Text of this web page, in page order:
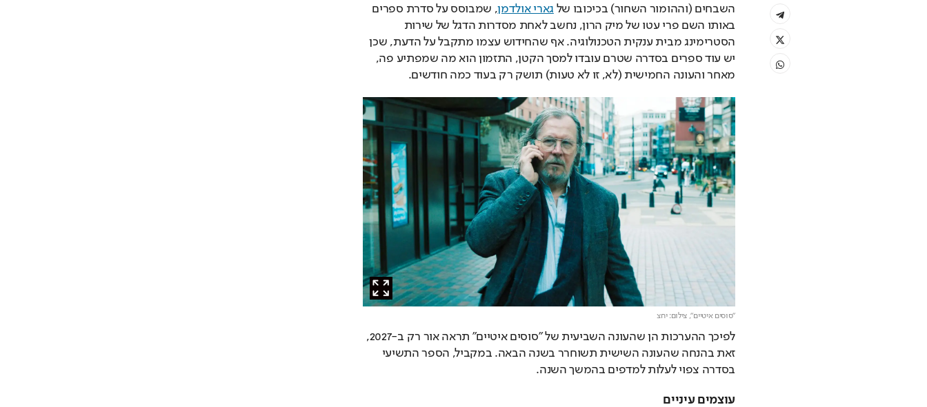
השבחים (וההומור השחור) בכיכובו של גארי אולדמן
הסטרימינג מבית ענקית הטכנולוגיה. אף שהחידוש עצמו מתקבל על הדעת, שכן
מאחר והעונה החמישית (לא, זו לא טעות) תושק רק בעוד כמה חודשים.
"סוסים איטיים", צילום: יחצ
בסדרה צפוי לעלות למדפים בהמשך השנה.
עוצמים עיניים